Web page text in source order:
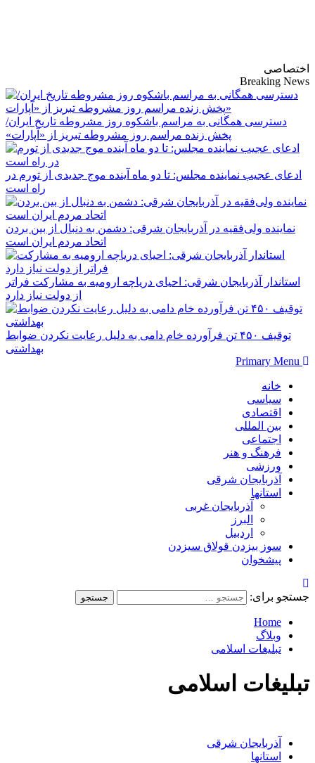
اختصاصی
Breaking News
دسترسی همگانی به مراسم باشکوه روز مشروطه تاریخ ایران/
پخش زنده مراسم روز مشروطه تبریز از «آپارات»
ادعای عجیب نماینده مجلس: تا دو ماه آینده موج جدیدی از تورم در
راه است
نماینده ولی‌فقیه در آذربایجان شرقی: دشمن به دنبال از بین بردن
اتحاد مردم ایران است
استاندار آذربایجان شرقی: احیای دریاچه ارومیه به مشارکت فراتر
از دولت نیاز دارد
توقیف ۴۵۰ تن فرآورده خام دامی به دلیل رعایت نکردن ضوابط
بهداشتی
Primary Menu
خانه
سیاسی
اقتصادی
بین المللی
اجتماعی
فرهنگ و هنر
ورزشی
آذربایجان شرقی
استانها
آذربایجان غربی
البرز
اردبیل
سوز بیزدن قولاق سیزدن
پیشخوان
جستجو برای:
Home
وبلاگ
تبلیغات اسلامی
تبلیغات اسلامی
آذربایجان شرقی
استانها